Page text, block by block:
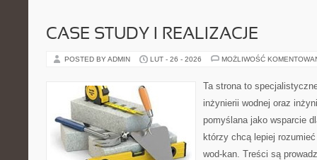
CASE STUDY I REALIZACJE
POSTED BY ADMIN LUT - 26 - 2026 MOŻLIWOŚĆ
Ta strona to
inżynierii wodnej oraz
pomyślana jako wsparcie
którzy chcą lepiej
wod-kan. Treści są